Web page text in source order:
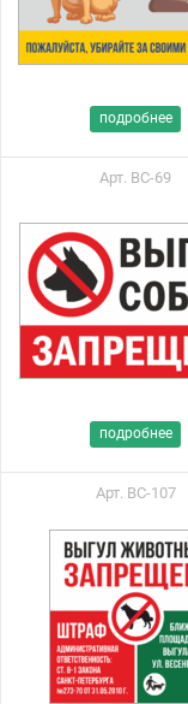
подробнее
Арт. ВС-69
подробнее
Арт. ВС-107